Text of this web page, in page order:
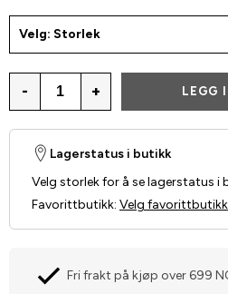
Velg: Storlek
- + LEGG
Lagerstatus i butikk
Velg storlek for å se lagerstatus i
Favorittbutikk: Velg favorittbutikk
Fri frakt på kjøp over 699